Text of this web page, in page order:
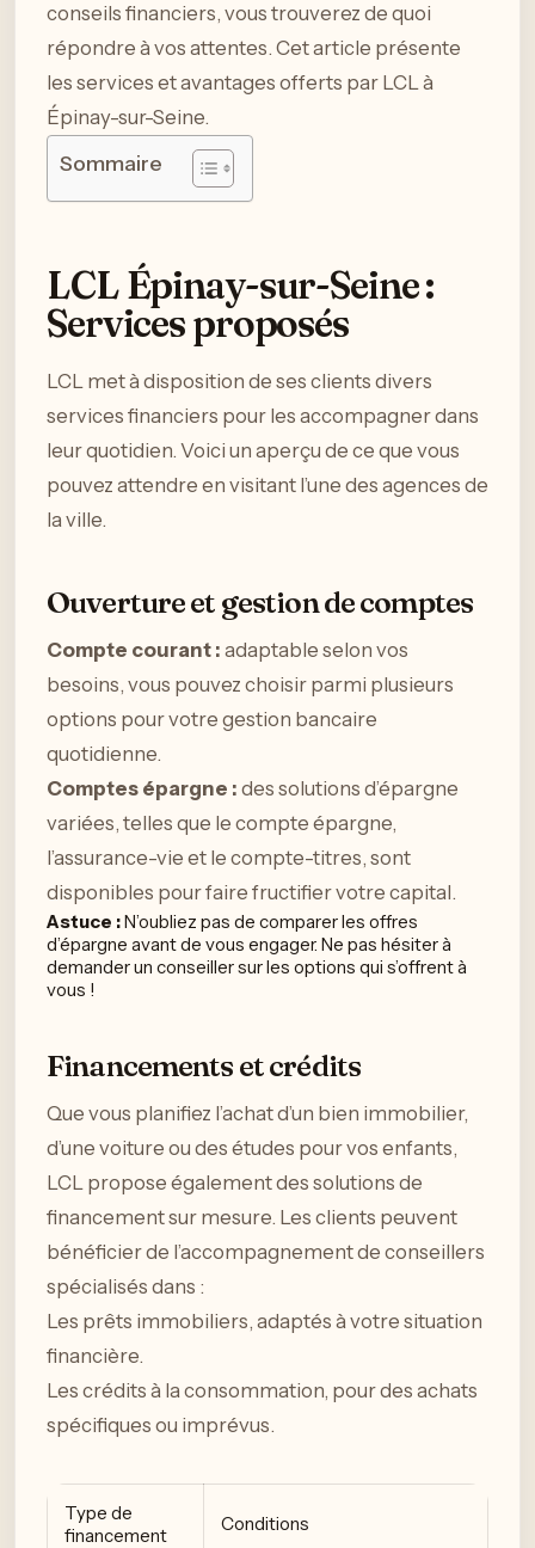
conseils financiers, vous trouverez de quoi
répondre à vos attentes. Cet article présente
les services et avantages offerts par LCL à
Épinay-sur-Seine.
Sommaire
LCL Épinay-sur-Seine :
Services proposés
LCL met à disposition de ses clients divers
services financiers pour les accompagner dans
leur quotidien. Voici un aperçu de ce que vous
pouvez attendre en visitant l’une des agences de
la ville.
Ouverture et gestion de comptes
Compte courant : adaptable selon vos
besoins, vous pouvez choisir parmi plusieurs
options pour votre gestion bancaire
quotidienne.
Comptes épargne : des solutions d’épargne
variées, telles que le compte épargne,
l’assurance-vie et le compte-titres, sont
disponibles pour faire fructifier votre capital.
Astuce :N’oubliez pas de comparer les offres
d’épargne avant de vous engager. Ne pas hésiter à
demander un conseiller sur les options qui s’offrent à
vous !
Financements et crédits
Que vous planifiez l’achat d’un bien immobilier,
d’une voiture ou des études pour vos enfants,
LCL propose également des solutions de
financement sur mesure. Les clients peuvent
bénéficier de l’accompagnement de conseillers
spécialisés dans :
Les prêts immobiliers, adaptés à votre situation
financière.
Les crédits à la consommation, pour des achats
spécifiques ou imprévus.
Type de
financement
Conditions